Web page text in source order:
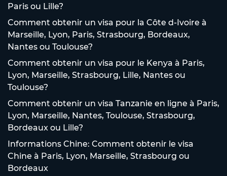
Paris ou Lille?
Comment obtenir un visa pour la Côte d-Ivoire à
Marseille, Lyon, Paris, Strasbourg, Bordeaux,
Nantes ou Toulouse?
Comment obtenir un visa pour le Kenya à Paris,
Lyon, Marseille, Strasbourg, Lille, Nantes ou
Toulouse?
Comment obtenir un visa Tanzanie en ligne à Paris,
Lyon, Marseille, Nantes, Toulouse, Strasbourg,
Bordeaux ou Lille?
Informations Chine: Comment obtenir le visa
Chine à Paris, Lyon, Marseille, Strasbourg ou
Bordeaux